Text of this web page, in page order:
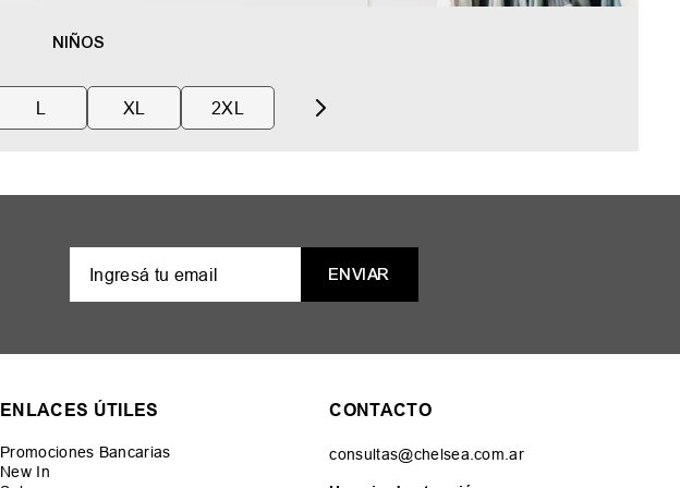
NIÑOS
L XL 2XL
ENVIAR
ENLACES ÚTILES
Promociones Bancarias
New In
CONTACTO
consultas@chelsea.com.ar